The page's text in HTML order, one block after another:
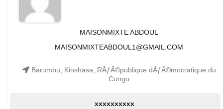
MAISONMIXTE ABDOUL
MAISONMIXTEABDOUL1@GMAIL.COM
Barumbu, Kinshasa, RÃƒÂ©publique dÃƒÂ©mocratique du
Congo
xxxxxxxxxx